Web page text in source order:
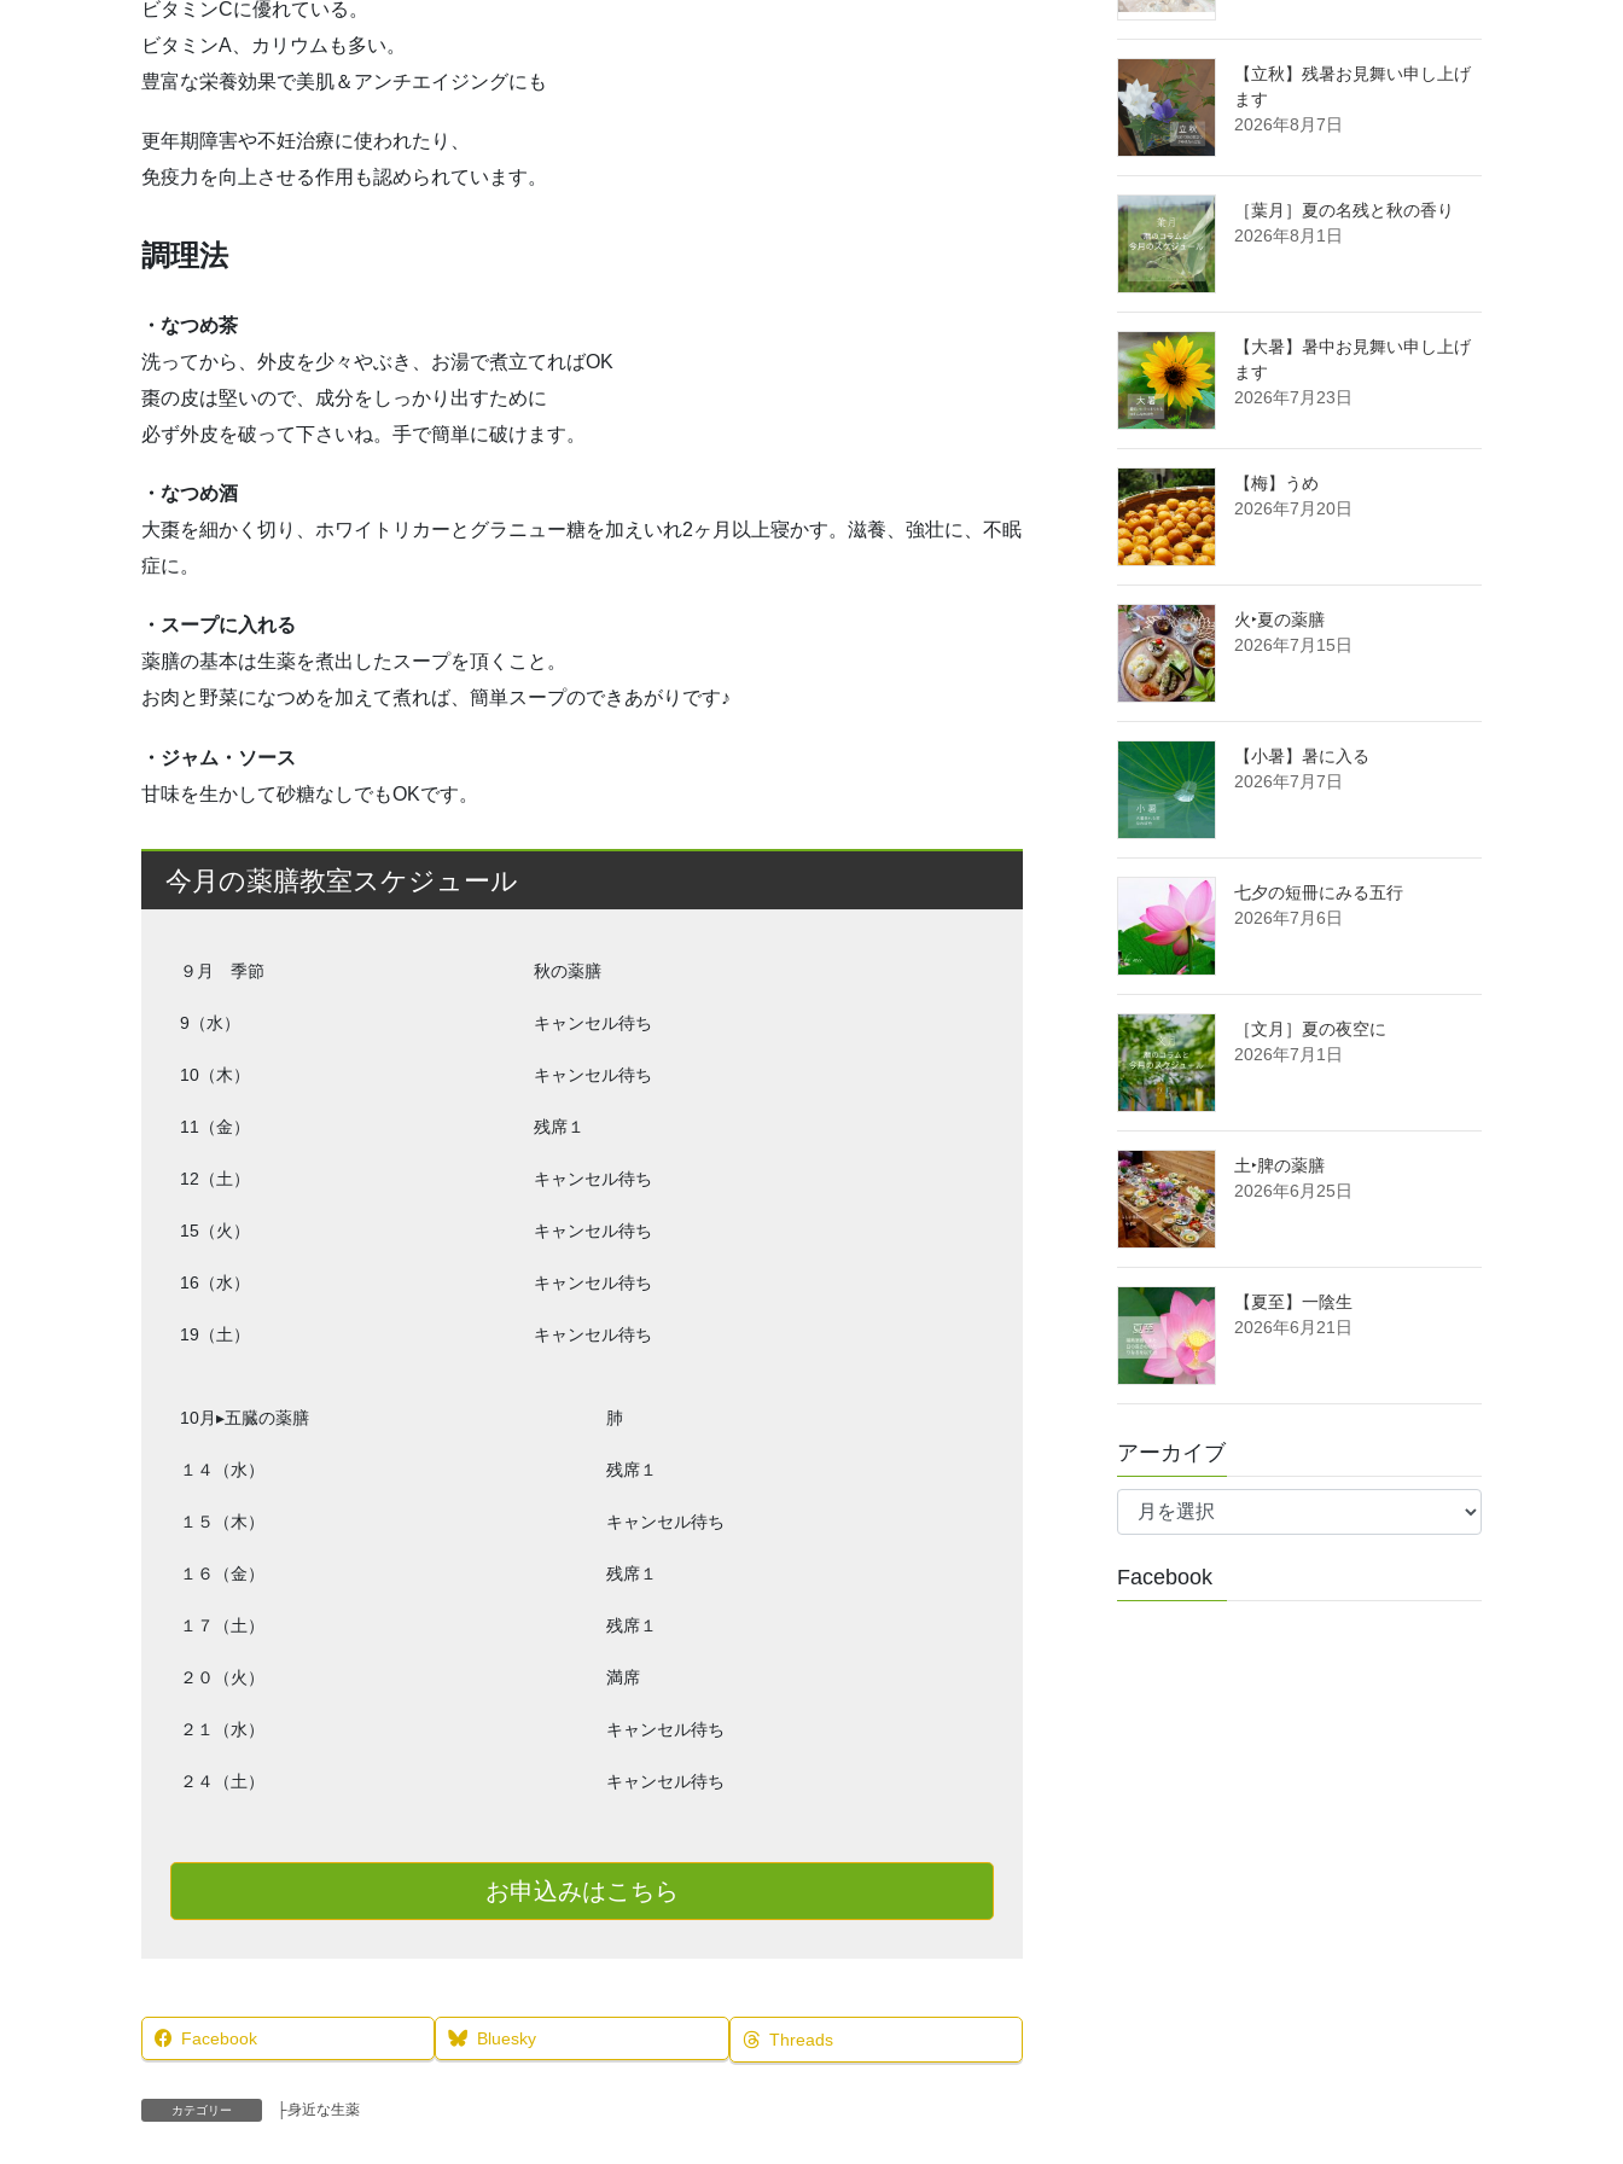
ビタミンCに優れている。
ビタミンA、カリウムも多い。
豊富な栄養効果で美肌＆アンチエイジングにも
更年期障害や不妊治療に使われたり、
免疫力を向上させる作用も認められています。
調理法
・なつめ茶
洗ってから、外皮を少々やぶき、お湯で煮立てればOK
棗の皮は堅いので、成分をしっかり出すために
必ず外皮を破って下さいね。手で簡単に破けます。
・なつめ酒
大棗を細かく切り、ホワイトリカーとグラニュー糖を加えいれ2ヶ月以上寝かす。滋養、強壮に、不眠
症に。
・スープに入れる
薬膳の基本は生薬を煮出したスープを頂くこと。
お肉と野菜になつめを加えて煮れば、簡単スープのできあがりです♪
・ジャム・ソース
甘味を生かして砂糖なしでもOKです。
今月の薬膳教室スケジュール
９月 季節 秋の薬膳
9（水） キャンセル待ち
10（木） キャンセル待ち
11（金） 残席１
12（土） キャンセル待ち
15（火） キャンセル待ち
16（水） キャンセル待ち
19（土） キャンセル待ち
10月▸五臓の薬膳 肺
１４（水） 残席１
１５（木） キャンセル待ち
１６（金） 残席１
１７（土） 残席１
２０（火） 満席
２１（水） キャンセル待ち
２４（土） キャンセル待ち
お申込みはこちら
Facebook Bluesky Threads
カテゴリー ├身近な生薬
【立秋】残暑お見舞い申し上げ
ます
2026年8月7日
［葉月］夏の名残と秋の香り
2026年8月1日
【大暑】暑中お見舞い申し上げ
ます
2026年7月23日
【梅】うめ
2026年7月20日
火‣夏の薬膳
2026年7月15日
【小暑】暑に入る
2026年7月7日
七夕の短冊にみる五行
2026年7月6日
［文月］夏の夜空に
2026年7月1日
土‣脾の薬膳
2026年6月25日
【夏至】一陰生
2026年6月21日
アーカイブ
ア
イ
ブ
Facebook